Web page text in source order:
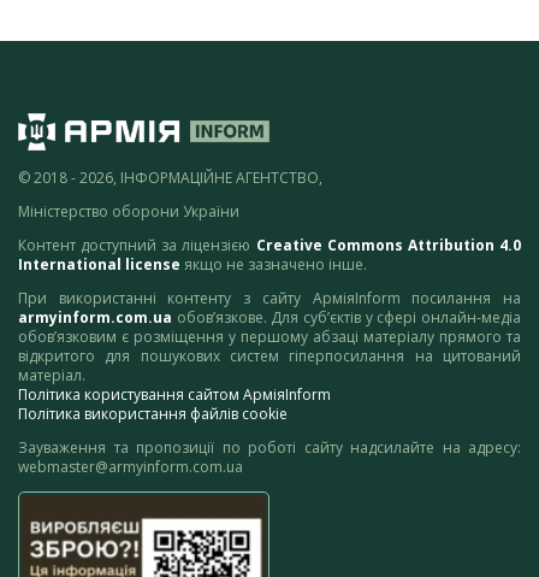
© 2018 - 2026, ІНФОРМАЦІЙНЕ АГЕНТСТВО,
Міністерство оборони України
Контент доступний за ліцензією Creative Commons Attribution 4.0
International license якщо не зазначено інше.
При використанні контенту з сайту АрміяInform посилання на
armyinform.com.ua обов’язкове. Для суб’єктів у сфері онлайн-медіа
обов’язковим є розміщення у першому абзаці матеріалу прямого та
відкритого для пошукових систем гіперпосилання на цитований
матеріал.
Політика користування сайтом АрміяInform
Політика використання файлів cookie
Зауваження та пропозиції по роботі сайту надсилайте на адресу:
webmaster@armyinform.com.ua